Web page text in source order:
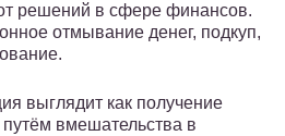
решений в сфере финансов.
отмывание денег, подкуп,
выглядит как получение
вмешательства в